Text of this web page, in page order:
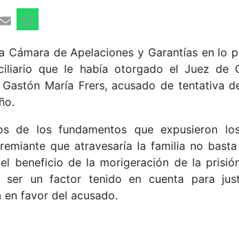
Cámara de Apelaciones y Garantías en lo
que le había otorgado el Juez de
María Frers, acusado de tentativa
de los fundamentos que expusieron
que atravesaría la familia no
beneficio de la morigeración de la
ser un factor tenido en cuenta para
en favor del acusado.